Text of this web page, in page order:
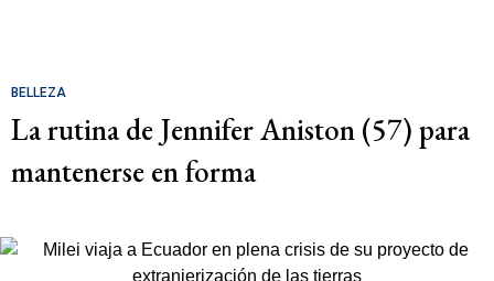
BELLEZA
La rutina de Jennifer Aniston (57) para
mantenerse en forma